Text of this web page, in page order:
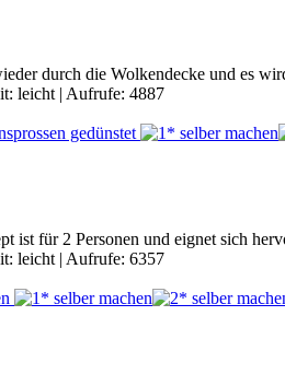
durch die Wolkendecke und es
leicht | Aufrufe: 4887
ist für 2 Personen und eignet sich
leicht | Aufrufe: 6357